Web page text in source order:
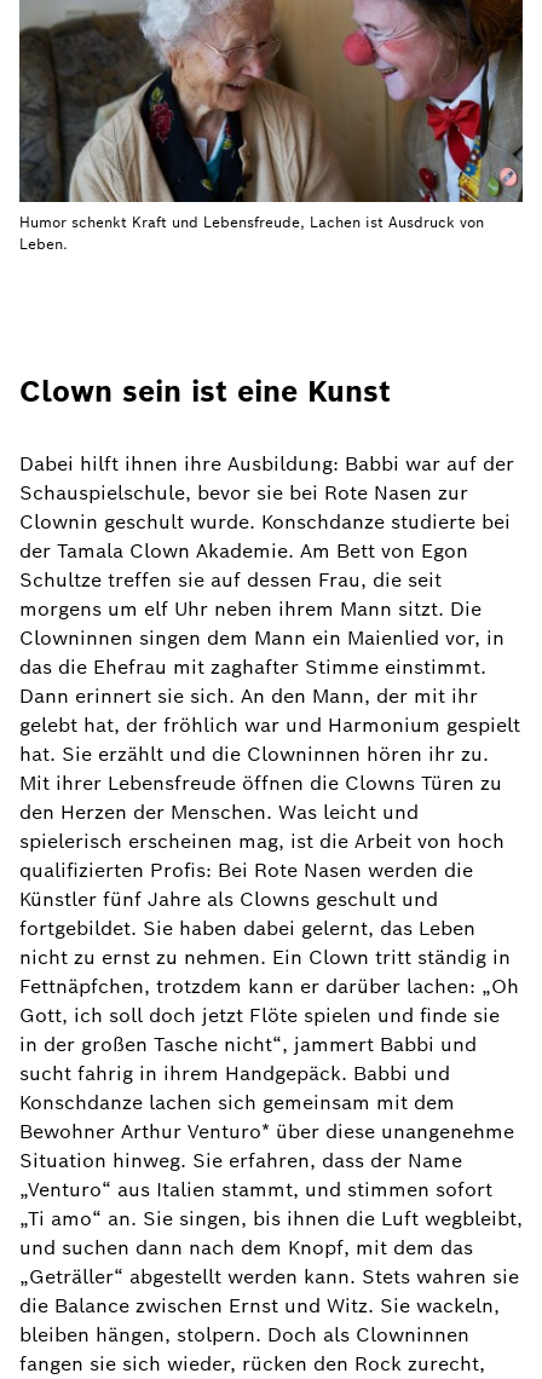
Humor schenkt Kraft und Lebensfreude, Lachen ist Ausdruck von
Leben.
Clown sein ist eine Kunst
Dabei hilft ihnen ihre Ausbildung: Babbi war auf der
Schauspielschule, bevor sie bei Rote Nasen zur
Clownin geschult wurde. Konschdanze studierte bei
der Tamala Clown Akademie. Am Bett von Egon
Schultze treffen sie auf dessen Frau, die seit
morgens um elf Uhr neben ihrem Mann sitzt. Die
Clowninnen singen dem Mann ein Maienlied vor, in
das die Ehefrau mit zaghafter Stimme einstimmt.
Dann erinnert sie sich. An den Mann, der mit ihr
gelebt hat, der fröhlich war und Harmonium gespielt
hat. Sie erzählt und die Clowninnen hören ihr zu.
Mit ihrer Lebensfreude öffnen die Clowns Türen zu
den Herzen der Menschen. Was leicht und
spielerisch erscheinen mag, ist die Arbeit von hoch
qualifizierten Profis: Bei Rote Nasen werden die
Künstler fünf Jahre als Clowns geschult und
fortgebildet. Sie haben dabei gelernt, das Leben
nicht zu ernst zu nehmen. Ein Clown tritt ständig in
Fettnäpfchen, trotzdem kann er darüber lachen: „Oh
Gott, ich soll doch jetzt Flöte spielen und finde sie
in der großen Tasche nicht“, jammert Babbi und
sucht fahrig in ihrem Handgepäck. Babbi und
Konschdanze lachen sich gemeinsam mit dem
Bewohner Arthur Venturo* über diese unangenehme
Situation hinweg. Sie erfahren, dass der Name
„Venturo“ aus Italien stammt, und stimmen sofort
„Ti amo“ an. Sie singen, bis ihnen die Luft wegbleibt,
und suchen dann nach dem Knopf, mit dem das
„Geträller“ abgestellt werden kann. Stets wahren sie
die Balance zwischen Ernst und Witz. Sie wackeln,
bleiben hängen, stolpern. Doch als Clowninnen
fangen sie sich wieder, rücken den Rock zurecht,